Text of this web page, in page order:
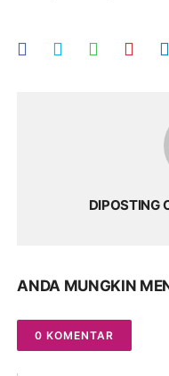
DIPOSTING
ANDA MUNGKIN
0 KOMENTAR